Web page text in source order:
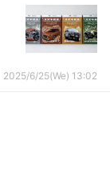
2025/6/25(We) 13:02